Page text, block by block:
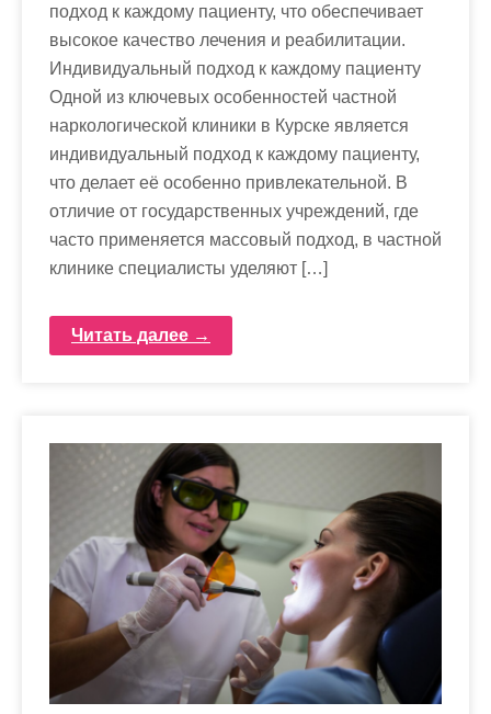
подход к каждому пациенту, что обеспечивает
высокое качество лечения и реабилитации.
Индивидуальный подход к каждому пациенту
Одной из ключевых особенностей частной
наркологической клиники в Курске является
индивидуальный подход к каждому пациенту,
что делает её особенно привлекательной. В
отличие от государственных учреждений, где
часто применяется массовый подход, в частной
клинике специалисты уделяют […]
Читать далее →